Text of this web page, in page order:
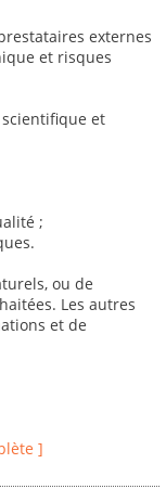
externes
et risques
et
;
ou de
Les autres
et de
]